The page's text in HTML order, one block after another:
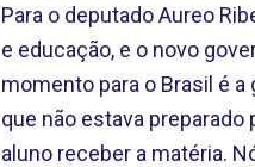
Para o deputado Aureo
e educação, e o novo
momento para o Brasil é
que não estava preparado
aluno receber a matéria.